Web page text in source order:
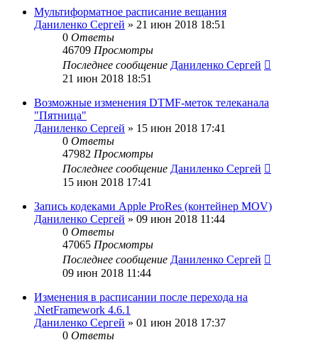
Мультиформатное расписание вещания
Даниленко Сергей » 21 июн 2018 18:51
0 Ответы
46709 Просмотры
Последнее сообщение Даниленко Сергей
21 июн 2018 18:51
Возможные изменения DTMF-меток телеканала
"Пятница"
Даниленко Сергей » 15 июн 2018 17:41
0 Ответы
47982 Просмотры
Последнее сообщение Даниленко Сергей
15 июн 2018 17:41
Запись кодеками Apple ProRes (контейнер MOV)
Даниленко Сергей » 09 июн 2018 11:44
0 Ответы
47065 Просмотры
Последнее сообщение Даниленко Сергей
09 июн 2018 11:44
Изменения в расписании после перехода на
.NetFramework 4.6.1
Даниленко Сергей » 01 июн 2018 17:37
0 Ответы